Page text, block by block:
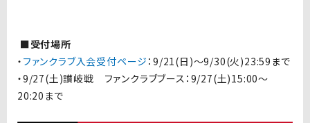
■受付場所
・ ファンクラブ入会受付ページ ：9/21(日)〜9/30(火)23:59まで
・9/27(土)讃岐戦 ファンクラブブース：9/27(土)15:00〜
20:20まで